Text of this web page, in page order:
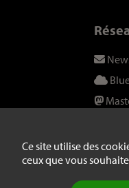
Ce site utilise des
ceux que vous